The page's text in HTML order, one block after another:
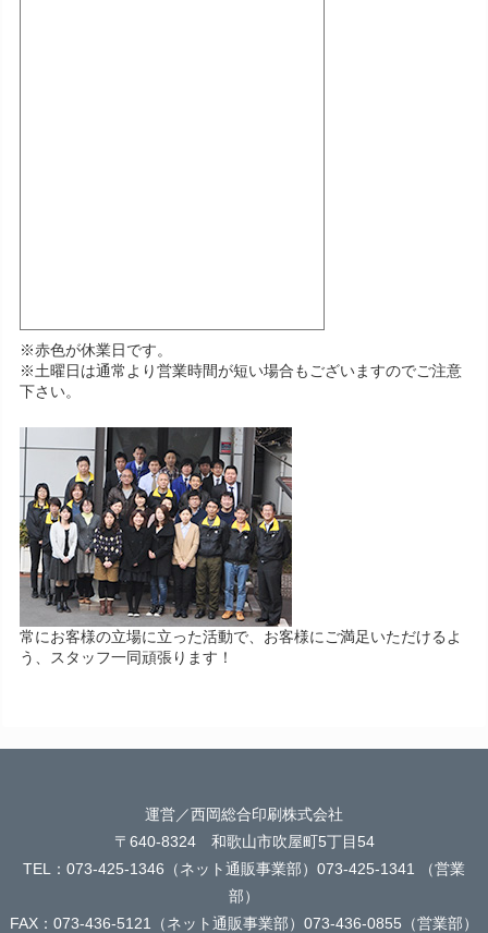
※赤色が休業日です。
※土曜日は通常より営業時間が短い場合もございますのでご注意
下さい。
常にお客様の立場に立った活動で、お客様にご満足いただけるよ
う、スタッフ一同頑張ります！
運営／西岡総合印刷株式会社
〒640-8324 和歌山市吹屋町5丁目54
TEL：073-425-1346（ネット通販事業部）073-425-1341 （営業
部）
FAX：073-436-5121（ネット通販事業部）073-436-0855（営業部）